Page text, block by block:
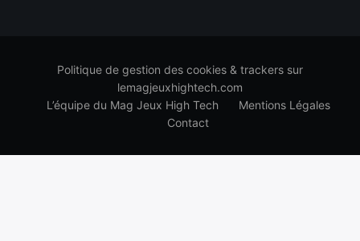
Politique de gestion des cookies & trackers sur
lemagjeuxhightech.com
L’équipe du Mag Jeux High Tech
Mentions Légales
Contact